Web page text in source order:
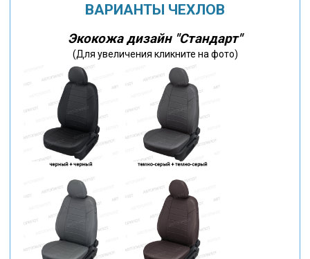
ВАРИАНТЫ ЧЕХЛОВ
Экокожа дизайн "Стандарт"
(Для увеличения кликните на фото)